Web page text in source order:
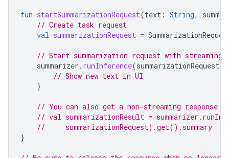
fun startSummarizationRequest(text : String,
// Create task request
val summarizationRequest =
// Start summarization request with streaming
summarizer . runInference(summarizationRequest
// Show new text in UI
}
// You can also get a non-streaming response
// val summarizationResult =
//     summarizationRequest).get().summary
}